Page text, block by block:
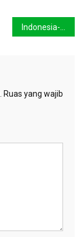
Ruas yang wajib